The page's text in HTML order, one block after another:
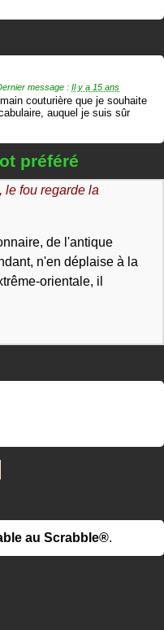
message : Il y a 15 ans
couturière que je souhaite
auquel je suis sûr
préféré
le fou regarde la
de l'antique
n'en déplaise à la
orientale, il
au Scrabble®.